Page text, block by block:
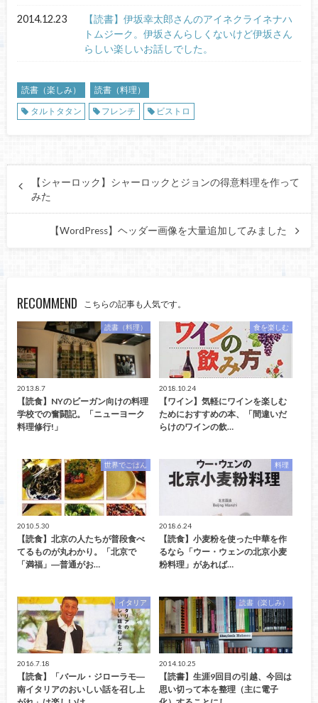
2014.12.23
【読書】伊坂幸太郎さんのアイネクライネナハ
トムジーク。伊坂さんらしくないけど伊坂さん
らしい楽しいお話しでした。
読書（楽しみ）
読書（料理）
タルトタタン
フレンチ ビストロ
【シャーロック】シャーロックとジョンの得意料理を作って
みた
【WordPress】ヘッダー画像を大量追加してみました
RECOMMEND こちらの記事も人気です。
読書（料理）
2013.8.7
【読食】NYのビーガン向けの料理
学校での奮闘記。「ニューヨーク
料理修行!」
食を楽しむ
2018.10.24
【ワイン】気軽にワインを楽しむ
ためにおすすめの本、「間違いだ
らけのワインの飲…
世界でごはん
2010.5.30
【読食】北京の人たちが普段食べ
てるものが丸わかり。「北京で
「満福」―普通がお…
料理
2018.6.24
【読食】小麦粉を使った中華を作
るなら「ウー・ウェンの北京小麦
粉料理」があれば…
イタリア
2016.7.18
【読食】「バール・ジローラモ―
南イタリアのおいしい話を召し上
読書（楽しみ）
2014.10.25
【読書】生涯9回目の引越、今回は
思い切って本を整理（主に電子